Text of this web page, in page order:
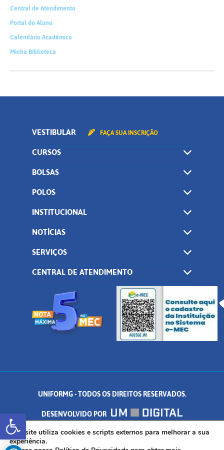
Abrir a barra de ferramentas
Central de Atendimento
Portal do Aluno
Calendário Acadêmico
Minha Biblioteca
VESTIBULAR FAÇA SUA INSCRIÇÃO
CURSOS
BOLSAS
POLOS
INSTITUCIONAL
NOTÍCIAS
SERVIÇOS
CENTRAL DE ATENDIMENTO
UNIFORMG - TODOS OS DIREITOS RESERVADOS.
DESENVOLVIDO POR
AV. DR. ARNALDO DE SENNA, 328 - PALMEIRAS, FORMIGA/MG - CEP:
Este site utiliza cookies e scripts externos para melhorar a sua
experiência.